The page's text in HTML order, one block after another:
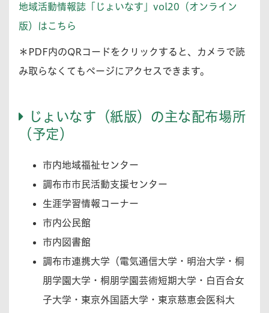
地域活動情報誌「じょいなす」vol20（オンライン
版）はこちら
＊PDF内のQRコードをクリックすると、カメラで読
み取らなくてもページにアクセスできます。
じょいなす（紙版）の主な配布場所
（予定）
市内地域福祉センター
調布市市民活動支援センター
生涯学習情報コーナー
市内公民館
市内図書館
調布市連携大学（電気通信大学・明治大学・桐
朋学園大学・桐朋学園芸術短期大学・白百合女
子大学・東京外国語大学・東京慈恵会医科大